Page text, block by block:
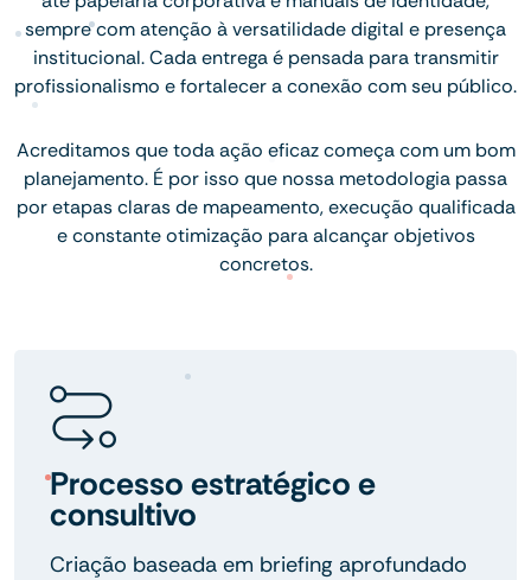
sempre com atenção à versatilidade digital e presença
institucional. Cada entrega é pensada para transmitir
profissionalismo e fortalecer a conexão com seu público.
Acreditamos que toda ação eficaz começa com um bom
planejamento. É por isso que nossa metodologia passa
por etapas claras de mapeamento, execução qualificada
e constante otimização para alcançar objetivos
concretos.
Processo estratégico e
consultivo
Criação baseada em briefing aprofundado